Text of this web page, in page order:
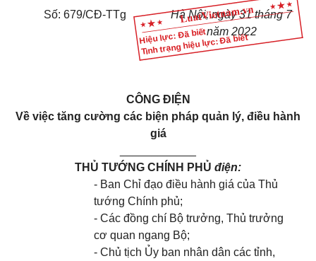
Hiệu lực: Đã biết
Tình trạng hiệu lực: Đã biết
Số: 679/CĐ-TTg
Hà Nội, ngày 31 tháng 7
năm 2022
CÔNG ĐIỆN
Về việc tăng cường các biện pháp quản lý, điều hành
giá
THỦ TƯỚNG CHÍNH PHỦ điện:
- Ban Chỉ đạo điều hành giá của Thủ
tướng Chính phủ;
- Các đồng chí Bộ trưởng, Thủ trưởng
cơ quan ngang Bộ;
- Chủ tịch Ủy ban nhân dân các tỉnh,